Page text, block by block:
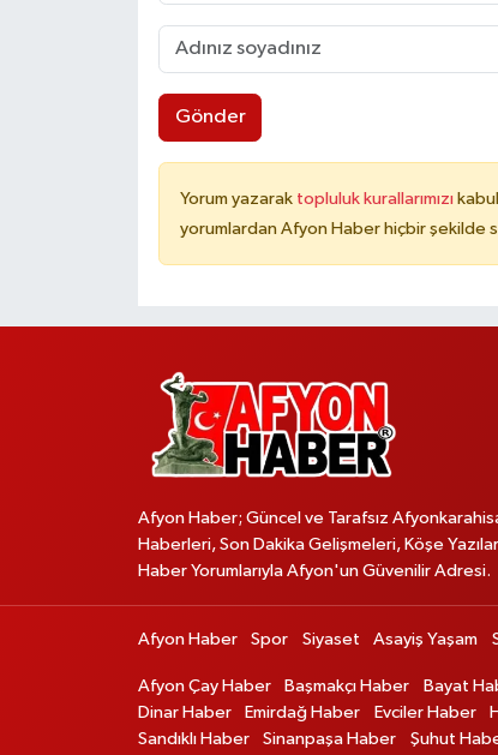
Gönder
Yorum yazarak topluluk kurallarımızı
yorumlardan Afyon Haber hiçbir şekilde
Afyon Haber; Güncel ve Tarafsız
Haberleri, Son Dakika Gelişmeleri, Köşe
Haber Yorumlarıyla Afyon'un Güvenilir Adresi.
Afyon Haber Spor Siyaset Asayiş Yaşam
Afyon Çay Haber Başmakçı Haber Bayat
Dinar Haber
Emirdağ Haber Evciler Haber
Sandıklı Haber
Sinanpaşa Haber Şuhut